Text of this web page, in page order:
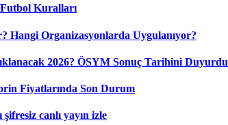
Futbol Kuralları
Hangi Organizasyonlarda Uygulanıyor?
2026? ÖSYM Sonuç Tarihini Duyurdu
Fiyatlarında Son Durum
canlı yayın izle